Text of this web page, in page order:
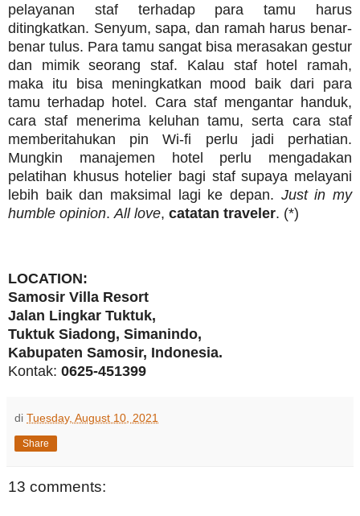
pelayanan staf terhadap para tamu harus
ditingkatkan. Senyum, sapa, dan ramah harus benar-
benar tulus. Para tamu sangat bisa merasakan gestur
dan mimik seorang staf. Kalau staf hotel ramah,
maka itu bisa meningkatkan mood baik dari para
tamu terhadap hotel. Cara staf mengantar handuk,
cara staf menerima keluhan tamu, serta cara staf
memberitahukan pin Wi-fi perlu jadi perhatian.
Mungkin manajemen hotel perlu mengadakan
pelatihan khusus hotelier bagi staf supaya melayani
lebih baik dan maksimal lagi ke depan. Just in my
humble opinion. All love, catatan traveler. (*)
LOCATION:
Samosir Villa Resort
Jalan Lingkar Tuktuk,
Tuktuk Siadong, Simanindo,
Kabupaten Samosir, Indonesia.
Kontak: 0625-451399
di Tuesday, August 10, 2021
Share
13 comments: